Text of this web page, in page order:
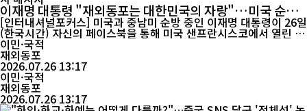
이재명 대통령 "재외동포는 대한민국의 자랑"…미국 순방
중 감사 메시지
[인터내셔널포커스] 미국과 중남미 순방 중인 이재명 대통령이 26일
(한국시간) 자신의 페이스북을 통해 미국 샌프란시스코에서 열린 재
외동포 간담회 소감을 전하며 "대한민국이 우리 동포 여러분께 언제
나 자랑스러운 조국이 될 수 있도록 더욱 최선을 다하겠다"고 밝혔
다. 이 대통령은 24일부터 8월 3일까지 미국과 브라질, 칠레, 아르헨
티나, 독일을 차례로 방문하는 11일간의 순방 일...
이민·국적
재외동포
2026.07.26 13:17
이민·국적
재외동포
2026.07.26 13:17